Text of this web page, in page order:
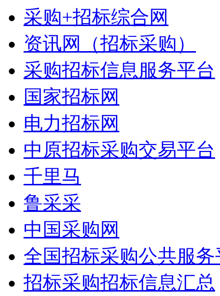
采购+招标综合网
资讯网（招标采购）
采购招标信息服务平台
国家招标网
电力招标网
中原招标采购交易平台
千里马
鲁采采
中国采购网
全国招标采购公共服务
招标采购招标信息汇总